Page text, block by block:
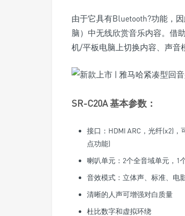
由于它具有Bluetooth?功能，
脑）中无线欣赏音乐内容。借
机/平板电脑上切换内容、声音
SR-C20A 基本参数：
接口：HDMI ARC，光纤(x2)
点功能)
喇叭单元：2个全音域单元，1
音效模式：立体声、标准、电
清晰的人声可增强对白质量
杜比数字和虚拟环绕